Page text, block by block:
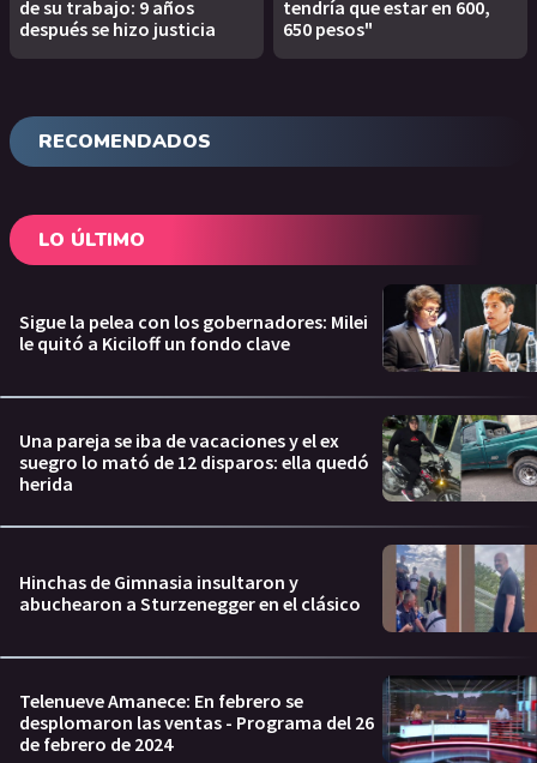
de su trabajo: 9 años
después se hizo justicia
tendría que estar en 600,
650 pesos"
RECOMENDADOS
LO ÚLTIMO
Sigue la pelea con los gobernadores: Milei
le quitó a Kiciloff un fondo clave
Una pareja se iba de vacaciones y el ex
suegro lo mató de 12 disparos: ella quedó
herida
Hinchas de Gimnasia insultaron y
abuchearon a Sturzenegger en el clásico
Telenueve Amanece: En febrero se
desplomaron las ventas - Programa del 26
de febrero de 2024